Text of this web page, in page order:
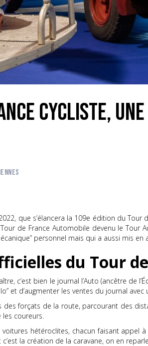
Cycliste,
que s’élancera la 109e édition du
de France Automobile devenu le Tour
personnel mais qui a aussi mis
du Tour
c’est bien le journal l’Auto (ancêtre de
et d’augmenter les ventes du journal
des forçats de la route, parcourant des
les coureurs.
hétéroclites, chacun faisant appel
la création de la caravane, on en